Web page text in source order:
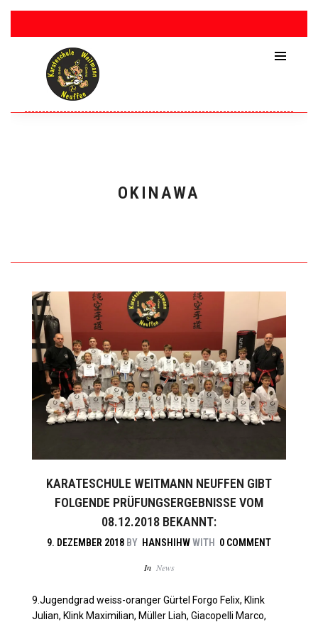
OKINAWA
KARATESCHULE WEITMANN NEUFFEN GIBT
FOLGENDE PRÜFUNGSERGEBNISSE VOM
08.12.2018 BEKANNT:
9. DEZEMBER 2018 BY HANSHIHWWITH 0 COMMENT
In News
9.Jugendgrad weiss-oranger Gürtel Forgo Felix, Klink
Julian, Klink Maximilian, Müller Liah, Giacopelli Marco,